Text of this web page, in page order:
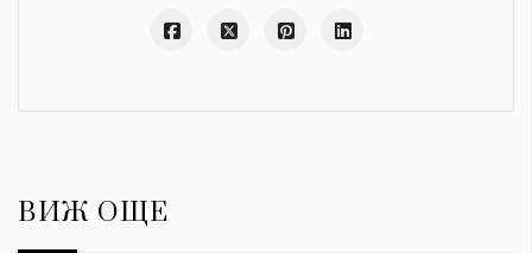
ВИЖ ОЩЕ